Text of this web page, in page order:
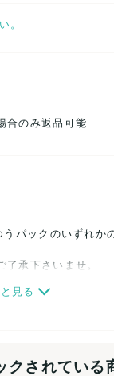
。
合のみ返品可能
パックのいずれか
承下さいませ。
値観が異なりま
何かございました
見る
クされている